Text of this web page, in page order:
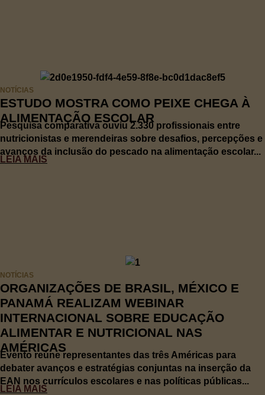
NOTÍCIAS
ESTUDO MOSTRA COMO PEIXE CHEGA À
ALIMENTAÇÃO ESCOLAR
Pesquisa comparativa ouviu 2.330 profissionais entre
nutricionistas e merendeiras sobre desafios, percepções e
avanços da inclusão do pescado na alimentação escolar...
LEIA MAIS
NOTÍCIAS
ORGANIZAÇÕES DE BRASIL, MÉXICO E
PANAMÁ REALIZAM WEBINAR
INTERNACIONAL SOBRE EDUCAÇÃO
ALIMENTAR E NUTRICIONAL NAS
AMÉRICAS
Evento reúne representantes das três Américas para
debater avanços e estratégias conjuntas na inserção da
EAN nos currículos escolares e nas políticas públicas...
LEIA MAIS